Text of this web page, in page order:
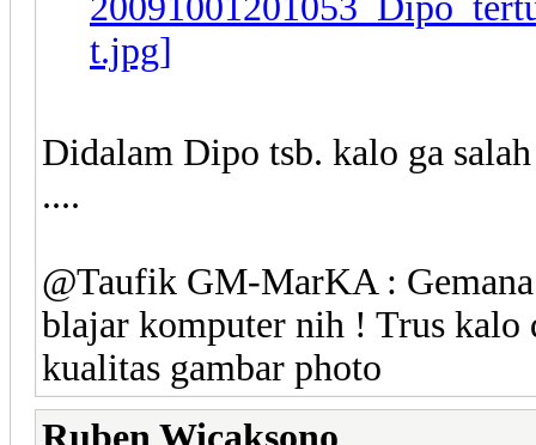
Didalam Dipo tsb. kalo ga
....
@Taufik GM-MarKA :
blajar komputer nih ! Trus kalo
kualitas gambar photo